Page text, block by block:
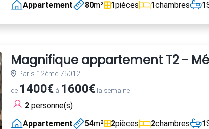
Appartement
80m² 1pièces 1chambres 1
Magnifique appartement T2 -
Paris 12ème 75012
de 1400€à 1600€la semaine
2personne(s)
Appartement
54m² 2pièces 2chambres 1